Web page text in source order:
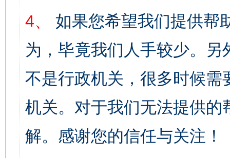
4、
如果您希望我们提供帮
为，毕竟我们人手较少。
不是行政机关，很多时候
机关。对于我们无法提供
解。感谢您的信任与关注！